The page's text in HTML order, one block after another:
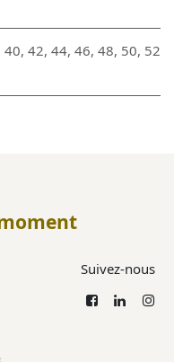
40, 42, 44, 46, 48, 50, 52
Suivez-nous